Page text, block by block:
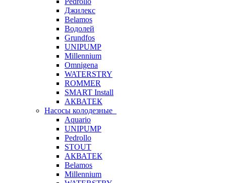
Джилекс
Belamos
Водолей
Grundfos
UNIPUMP
Millennium
Omnigena
WATERSTRY
ROMMER
SMART Install
АКВАТЕК
Насосы колодезные
Aquario
UNIPUMP
Pedrollo
STOUT
АКВАТЕК
Belamos
Millennium